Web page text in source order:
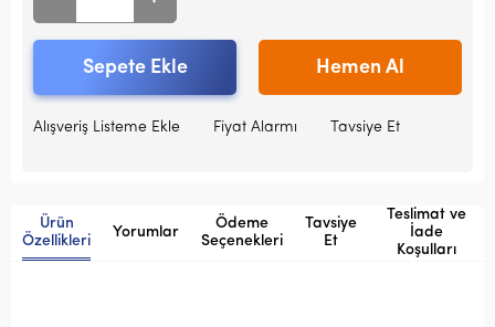
Sepete Ekle Hemen Al
Alışveriş Listeme Ekle Fiyat Alarmı Tavsiye Et
Ürün
Özellikleri
Yorumlar
Ödeme
Seçenekleri
Tavsiye
Et
Teslimat ve
İade
Koşulları